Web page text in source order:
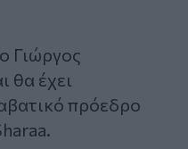
Γιώργος
θα έχει
πρόεδρο